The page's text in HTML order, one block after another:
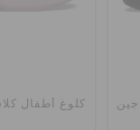
جين كلوغ أطفال